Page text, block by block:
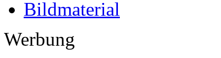
Bildmaterial
Werbung